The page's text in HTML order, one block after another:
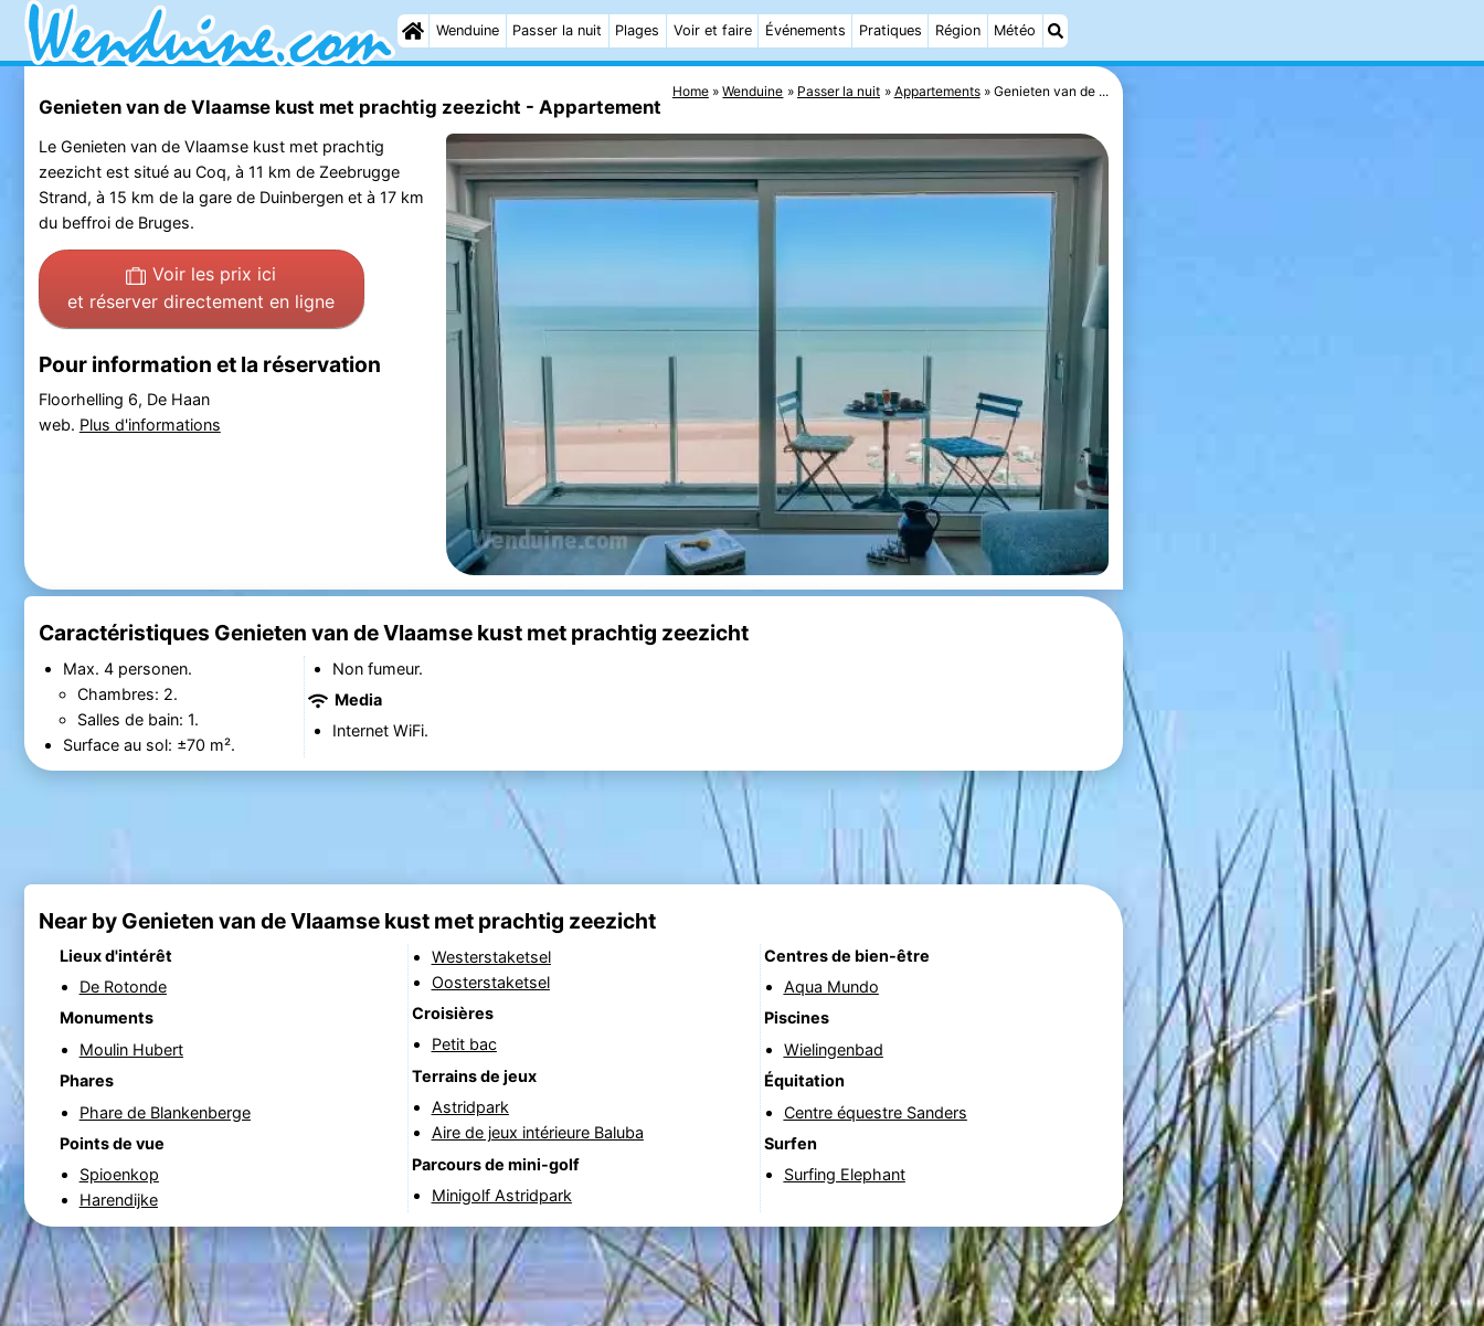
Wenduine Passer la nuit Plages Voir et faire Événements Pratiques Région Météo
Home Wenduine Passer la nuit Appartements Genieten van de ...
Genieten van de Vlaamse kust met prachtig zeezicht - Appartement
Le Genieten van de Vlaamse kust met prachtig
zeezicht est situé au Coq, à 11 km de Zeebrugge
Strand, à 15 km de la gare de Duinbergen et à 17 km
du beffroi de Bruges.
Voir les prix ici
et réserver directement en ligne
Pour information et la réservation
Floorhelling 6, De Haan
web. Plus d'informations
Caractéristiques Genieten van de Vlaamse kust met prachtig zeezicht
Max. 4 personen.
Chambres: 2.
Salles de bain: 1.
Surface au sol: ±70 m².
Non fumeur.
Media
Internet WiFi.
Near by Genieten van de Vlaamse kust met prachtig zeezicht
Lieux d'intérêt
De Rotonde
Monuments
Moulin Hubert
Phares
Phare de Blankenberge
Points de vue
Spioenkop
Harendijke
Westerstaketsel
Oosterstaketsel
Croisières
Petit bac
Terrains de jeux
Astridpark
Aire de jeux intérieure Baluba
Parcours de mini-golf
Minigolf Astridpark
Centres de bien-être
Aqua Mundo
Piscines
Wielingenbad
Équitation
Centre équestre Sanders
Surfen
Surfing Elephant